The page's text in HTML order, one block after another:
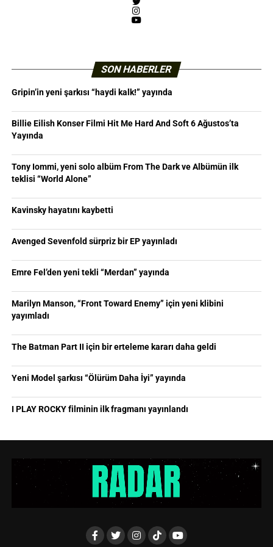
Instagram
YouTube
SON HABERLER
Gripin’in yeni şarkısı “haydi kalk!” yayında
Billie Eilish Konser Filmi Hit Me Hard And Soft 6 Ağustos’ta
Yayında
Tony Iommi, yeni solo albüm From The Dark ve Albümün ilk
teklisi “World Alone”
Kavinsky hayatını kaybetti
Avenged Sevenfold sürpriz bir EP yayınladı
Emre Fel’den yeni tekli “Merdan” yayında
Marilyn Manson, “Front Toward Enemy” için yeni klibini
yayımladı
The Batman Part II için bir erteleme kararı daha geldi
Yeni Model şarkısı “Ölürüm Daha İyi” yayında
I PLAY ROCKY filminin ilk fragmanı yayınlandı